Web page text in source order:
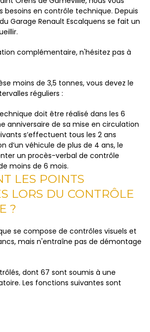
besoins en contrôle technique. Depuis
Garage Renault Escalquens se fait un
complémentaire, n'hésitez pas à
moins de 3,5 tonnes, vous devez le
réguliers :
doit être réalisé dans les 6
anniversaire de sa mise en circulation
s’effectuent tous les 2 ans
d’un véhicule de plus de 4 ans, le
un procès-verbal de contrôle
moins de 6 mois.
LES POINTS
LORS DU CONTRÔLE
?
se compose de contrôles visuels et
mais n'entraîne pas de démontage
dont 67 sont soumis à une
Les fonctions suivantes sont